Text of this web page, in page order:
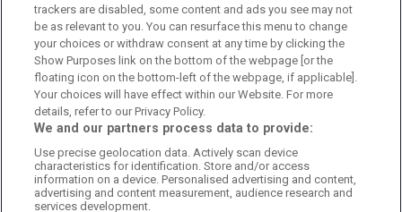
Sponsor: Rekatochklart
Annonsera på Fotbolldirekt
Redaktionell policy
Personuppgiftspolicy
Cookiepolicy
Arkiv
trackers are disabled, some content and ads you see may not
be as relevant to you. You can resurface this menu to change
your choices or withdraw consent at any time by clicking the
Show Purposes link on the bottom of the webpage [or the
floating icon on the bottom-left of the webpage, if applicable].
Your choices will have effect within our Website. For more
details, refer to our Privacy Policy.
We and our partners process data to provide:
Use precise geolocation data. Actively scan device
characteristics for identification. Store and/or access
information on a device. Personalised advertising and content,
advertising and content measurement, audience research and
services development.